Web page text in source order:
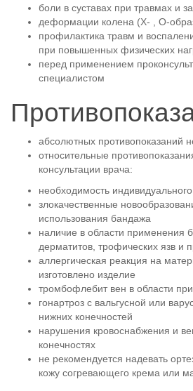
боли в суставах при травмах и
деформации колена (Х- , О-
профилактика травм и
при повышенных физических
перед применением
специалистом
абсолютных противопоказаний
относительные
консультации врача:
необходимость
злокачественные
использования бандажа
наличие в области применения
дерматитов, трофических язв и
аллергическая реакция на
изготовлено изделие
тромбофлебит вен в области
гонартроз с вальгусной или
нижних конечностей
нарушения кровоснабжения и
конечностях
не рекомендуется надевать
кожу согревающего крема или